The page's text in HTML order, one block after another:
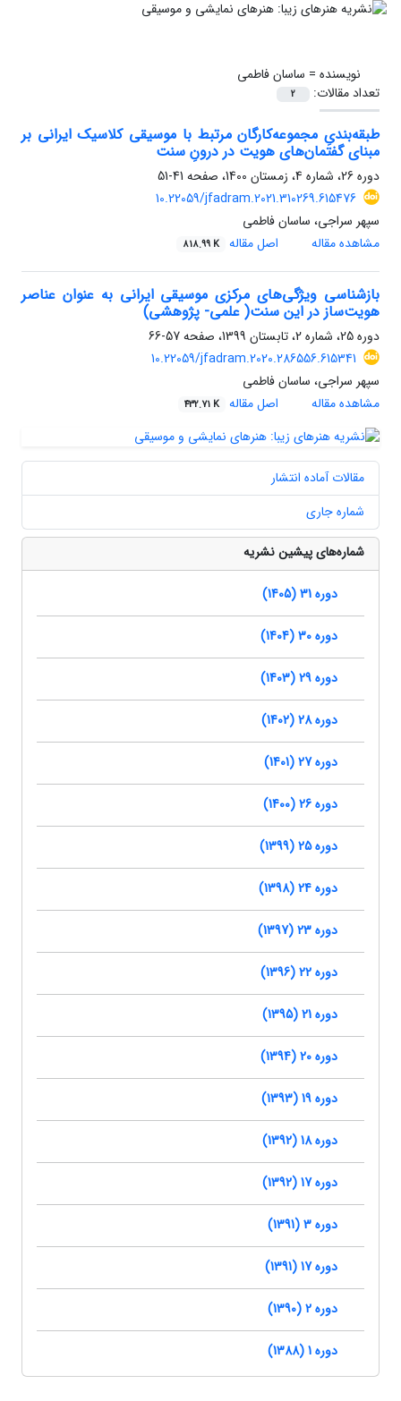
نویسنده = ساسان فاطمی
تعداد مقالات:
2
طبقه‌بندیِ مجموعه‌کارگان مرتبط با موسیقی کلاسیک ایرانی بر
مبنای گفتمان‌های هویت در درونِ سنت
دوره 26، شماره 4، زمستان 1400، صفحه
41-51
10.22059/jfadram.2021.310269.615476
سپهر سراجی، ساسان فاطمی
مشاهده مقاله
اصل مقاله 818.99 K
بازشناسی ویژگی‌های مرکزی موسیقی ایرانی به عنوان عناصر
هویت‌ساز در این سنت( علمی- پژوهشی)
دوره 25، شماره 2، تابستان 1399، صفحه
57-66
10.22059/jfadram.2020.286556.615341
سپهر سراجی، ساسان فاطمی
مشاهده مقاله
اصل مقاله 432.71 K
مقالات آماده انتشار
شماره جاری
شماره‌های پیشین نشریه
دوره 31 (1405)
دوره 30 (1404)
دوره 29 (1403)
دوره 28 (1402)
دوره 27 (1401)
دوره 26 (1400)
دوره 25 (1399)
دوره 24 (1398)
دوره 23 (1397)
دوره 22 (1396)
دوره 21 (1395)
دوره 20 (1394)
دوره 19 (1393)
دوره 18 (1392)
دوره 17 (1392)
دوره 3 (1391)
دوره 17 (1391)
دوره 2 (1390)
دوره 1 (1388)